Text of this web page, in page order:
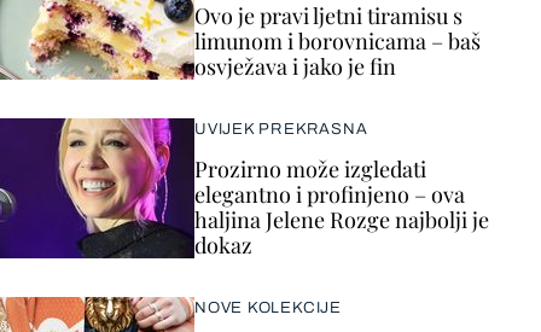
Ovo je pravi ljetni tiramisu s
limunom i borovnicama – baš
osvježava i jako je fin
UVIJEK PREKRASNA
Prozirno može izgledati
elegantno i profinjeno – ova
haljina Jelene Rozge najbolji je
dokaz
NOVE KOLEKCIJE